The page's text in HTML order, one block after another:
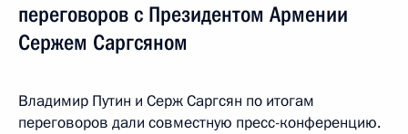
переговоров с Президентом Армении
Сержем Саргсяном
Владимир Путин и Серж Саргсян по итогам
переговоров дали совместную пресс-конференцию.